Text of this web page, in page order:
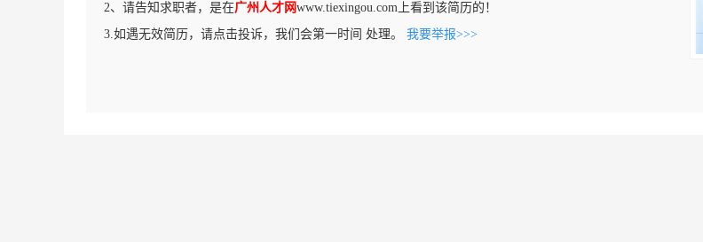
2、请告知求职者，是在广州人才网www.tiexingou.com上看到该简历的！
3.如遇无效简历，请点击投诉，我们会第一时间 处理。 我要举报>>>